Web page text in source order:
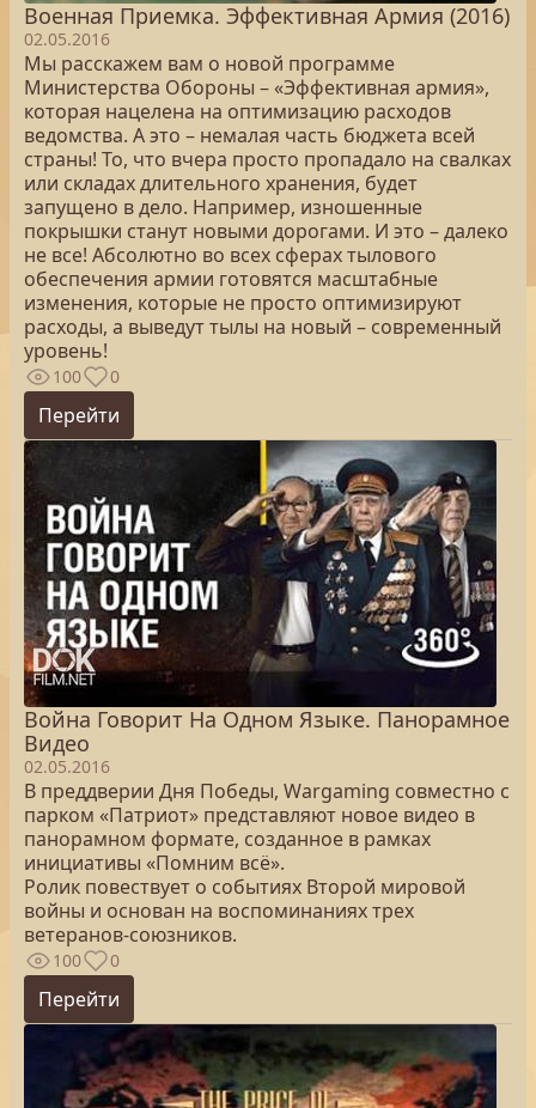
Военная Приемка. Эффективная Армия (2016)
02.05.2016
Мы расскажем вам о новой программе
Министерства Обороны – «Эффективная армия»,
которая нацелена на оптимизацию расходов
ведомства. А это – немалая часть бюджета всей
страны! То, что вчера просто пропадало на свалках
или складах длительного хранения, будет
запущено в дело. Например, изношенные
покрышки станут новыми дорогами. И это – далеко
не все! Абсолютно во всех сферах тылового
обеспечения армии готовятся масштабные
изменения, которые не просто оптимизируют
расходы, а выведут тылы на новый – современный
уровень!
100 0
Перейти
Война Говорит На Одном Языке. Панорамное
Видео
02.05.2016
В преддверии Дня Победы, Wargaming совместно с
парком «Патриот» представляют новое видео в
панорамном формате, созданное в рамках
инициативы «Помним всё».
Ролик повествует о событиях Второй мировой
войны и основан на воспоминаниях трех
ветеранов-союзников.
100 0
Перейти